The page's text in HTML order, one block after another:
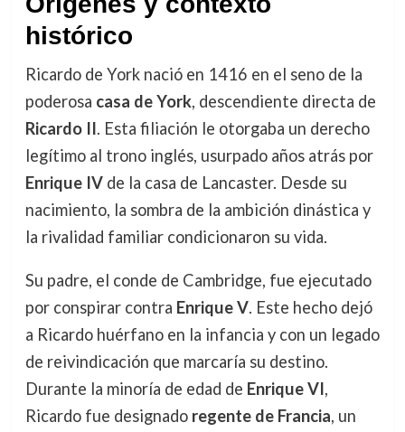
histórico
Ricardo de York nació en 1416 en el seno de la
poderosa casa de York, descendiente directa de
Ricardo II. Esta filiación le otorgaba un derecho
legítimo al trono inglés, usurpado años atrás por
Enrique IVde la casa de Lancaster. Desde su
nacimiento, la sombra de la ambición dinástica y
la rivalidad familiar condicionaron su vida.
Su padre, el conde de Cambridge, fue ejecutado
por conspirar contra Enrique V. Este hecho dejó
a Ricardo huérfano en la infancia y con un legado
de reivindicación que marcaría su destino.
Durante la minoría de edad de Enrique VI,
Ricardo fue designado regente de Francia, un